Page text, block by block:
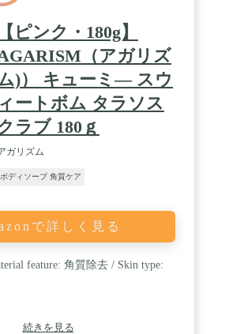
【ピンク・180g】
（アガリズ
)） キューミ― スウ
ィートボム タラソス
ラブ 180ｇ
ガリズム
ボディソープ 角質ケア
で詳しく見る
feature: 角質除去 / Skin type:
続きを見る